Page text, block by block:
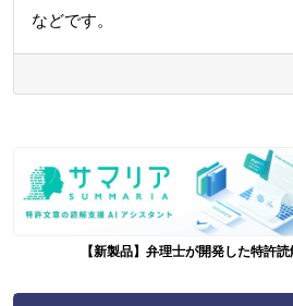
などです。
【新製品】弁理士が開発した特許